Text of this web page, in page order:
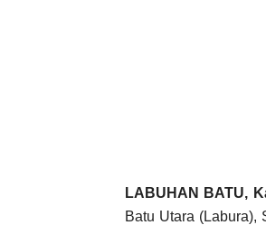
LABUHAN BATU,
Batu Utara (Labura),